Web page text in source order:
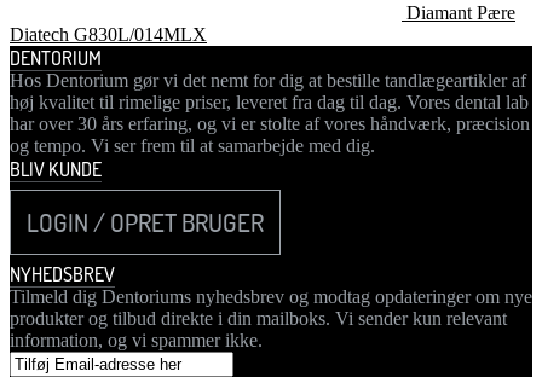
Diamant Pære
Diatech G830L/014MLX
DENTORIUM
Hos Dentorium gør vi det nemt for dig at bestille tandlægeartikler af
høj kvalitet til rimelige priser, leveret fra dag til dag. Vores dental lab
har over 30 års erfaring, og vi er stolte af vores håndværk, præcision
og tempo. Vi ser frem til at samarbejde med dig.
BLIV KUNDE
LOGIN / OPRET BRUGER
NYHEDSBREV
Tilmeld dig Dentoriums nyhedsbrev og modtag opdateringer om nye
produkter og tilbud direkte i din mailboks. Vi sender kun relevant
information, og vi spammer ikke.